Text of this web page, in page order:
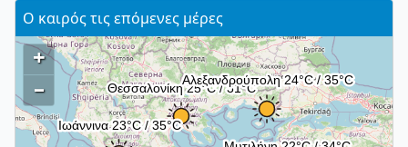
Ο καιρός τις επόμενες μέρες
+
–